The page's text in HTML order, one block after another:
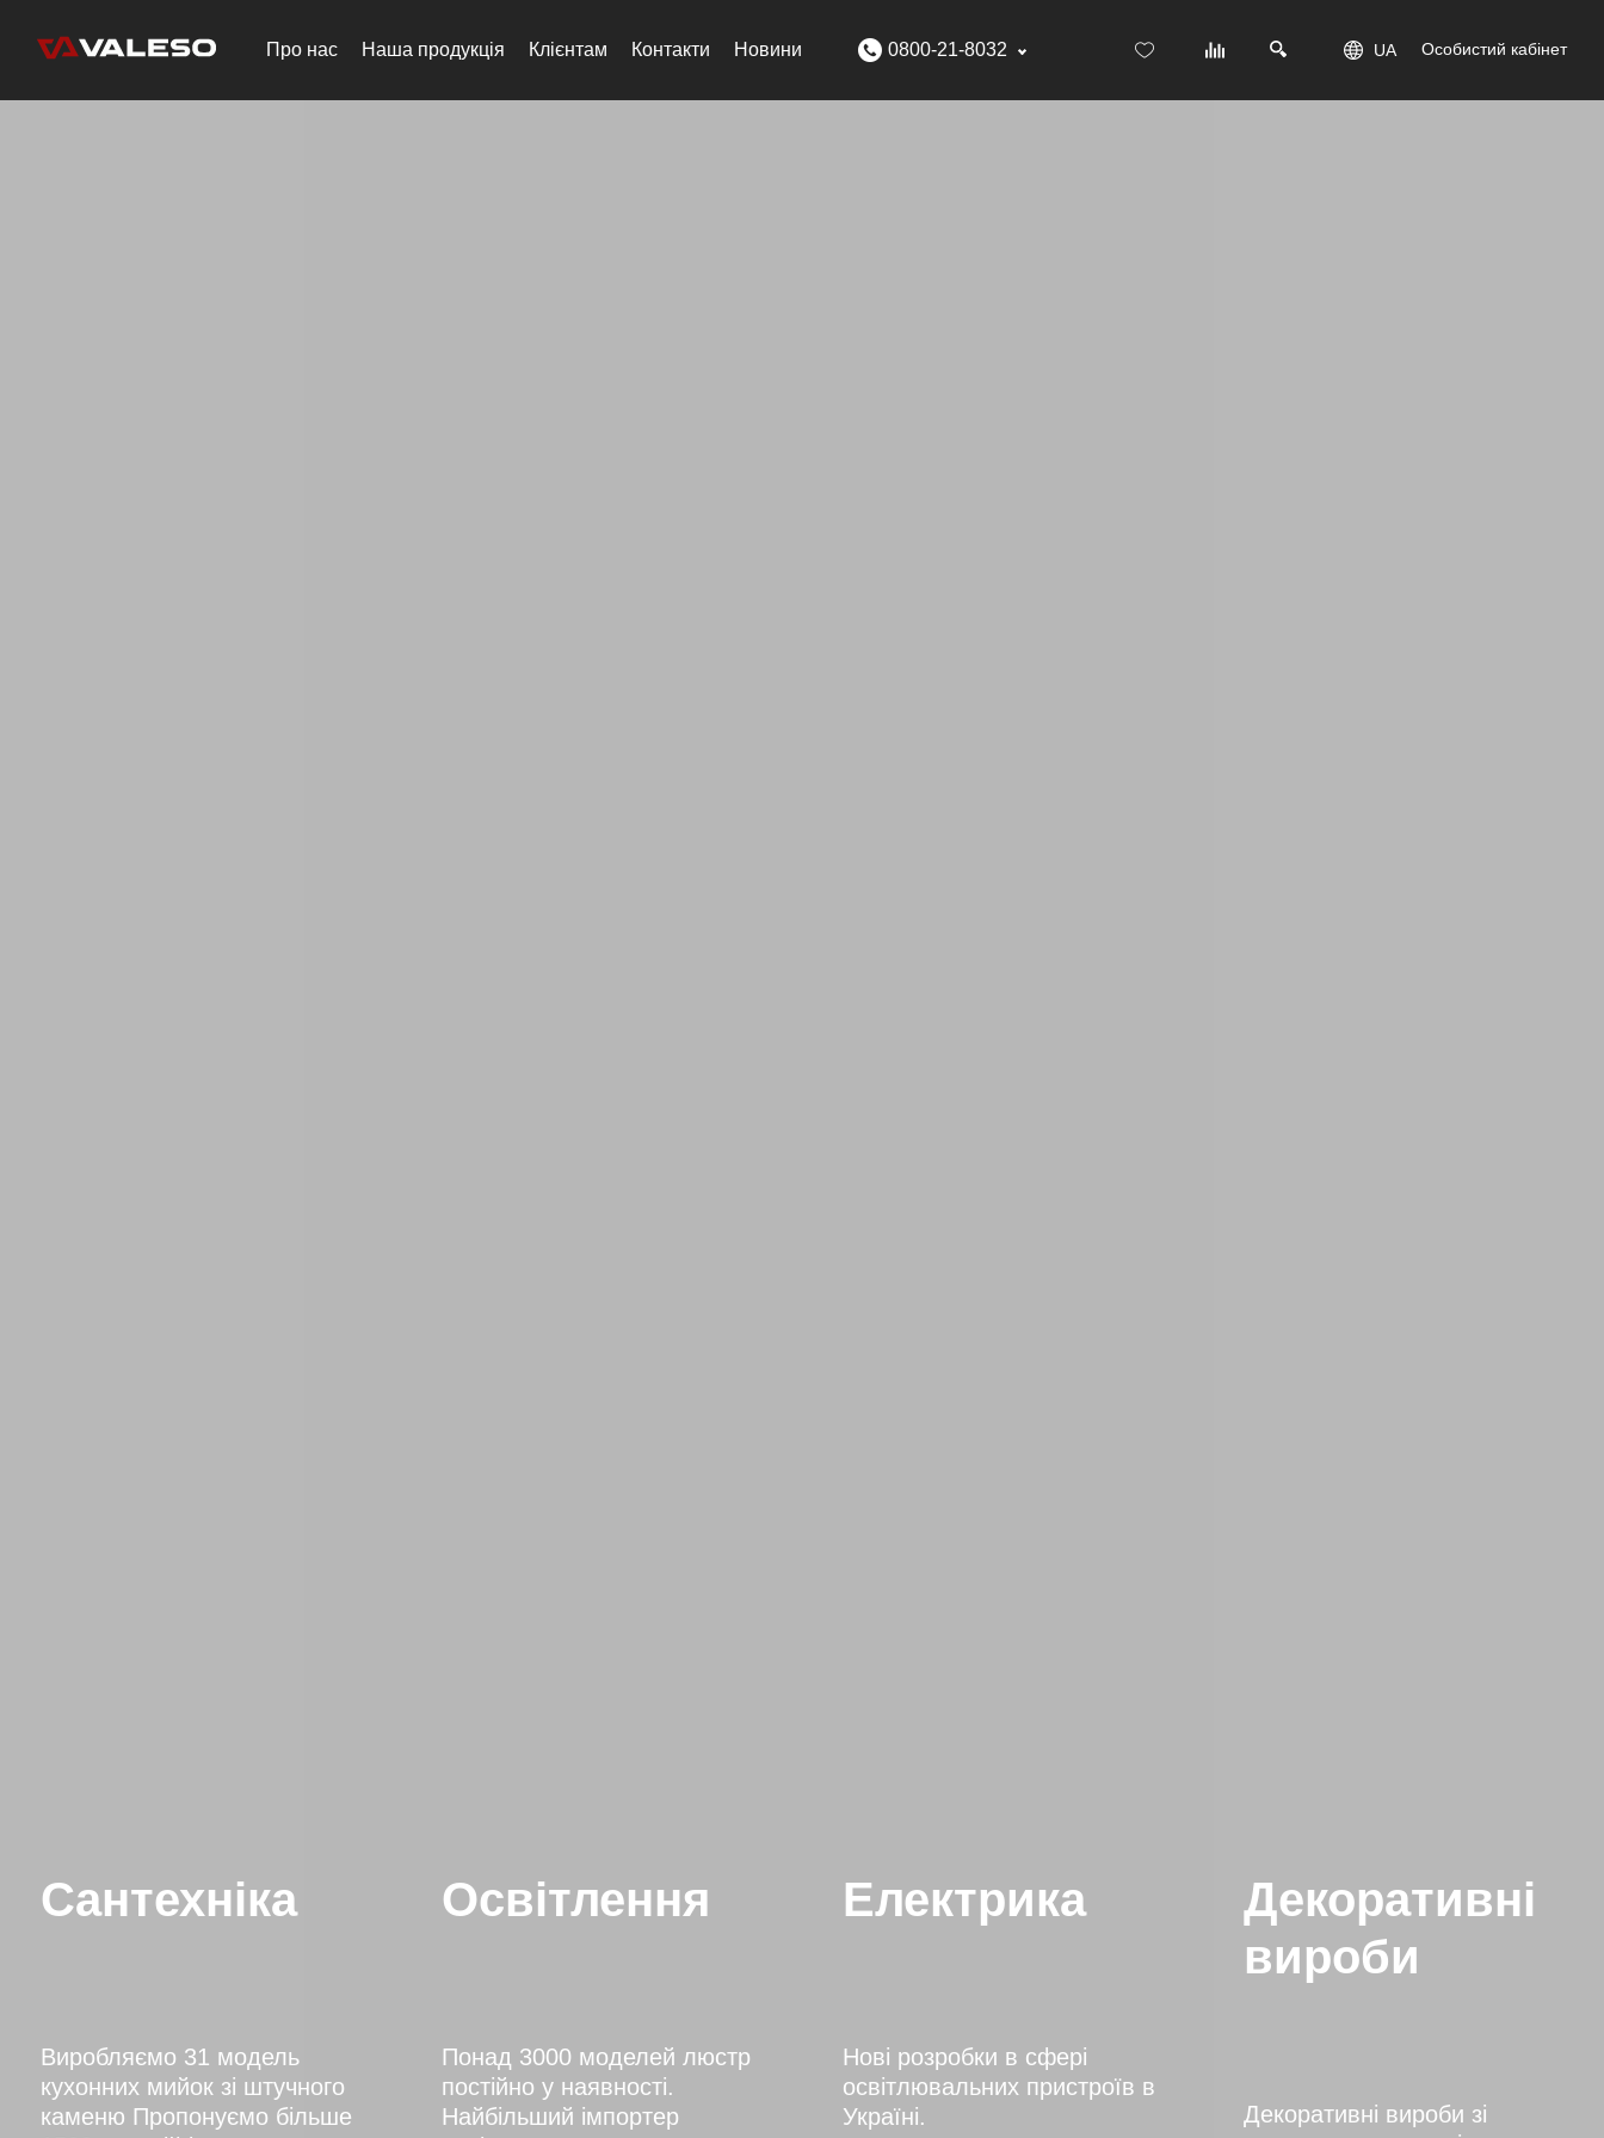
Про нас Наша продукція Клієнтам Контакти Новини 0800-21-8032 UA Особистий кабінет
Сантехніка
Виробляємо 31 модель
кухонних мийок зі штучного
каменю Пропонуємо більше
Освітлення
Понад 3000 моделей люстр
постійно у наявності.
Найбільший імпортер
Електрика
Нові розробки в сфері
освітлювальних пристроїв в
Україні.
Декоративні
вироби
Декоративні вироби зі